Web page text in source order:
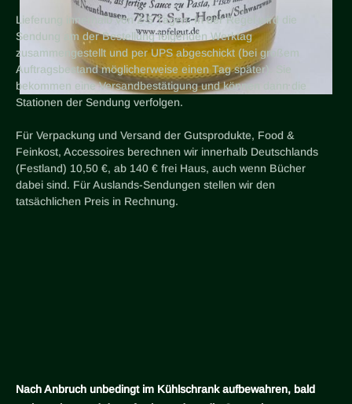
Lieferung innerhalb von 2-5 Tagen. In der Regel wird die
Sendung am der Bestellung folgenden Werktag
zusammengestellt und per UPS abgeschickt (bei großem
Auftragsbestand möglicherweise einen Tag später). Sie
bekommen eine Versandbestätigung und können dann die
Stationen der Sendung verfolgen.
Für Verpackung und Versand der Gutsprodukte, Food &
Feinkost, Accessoires berechnen wir innerhalb Deutschlands
(Festland) 10,50 €, ab 140 € frei Haus, auch wenn Bücher
dabei sind. Für Auslands-Sendungen stellen wir den
tatsächlichen Preis in Rechnung.
Nach Anbruch unbedingt im Kühlschrank aufbewahren, bald